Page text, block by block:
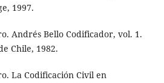
1997.
Andrés Bello Codificador, vol. 1.
Chile, 1982.
La Codificación Civil en